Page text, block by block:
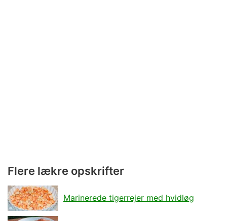
Flere lækre opskrifter
Marinerede tigerrejer med hvidløg